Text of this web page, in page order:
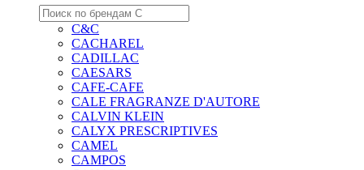
C&C
CACHAREL
CADILLAC
CAESARS
CAFE-CAFE
CALE FRAGRANZE D'AUTORE
CALVIN KLEIN
CALYX PRESCRIPTIVES
CAMEL
CAMPOS